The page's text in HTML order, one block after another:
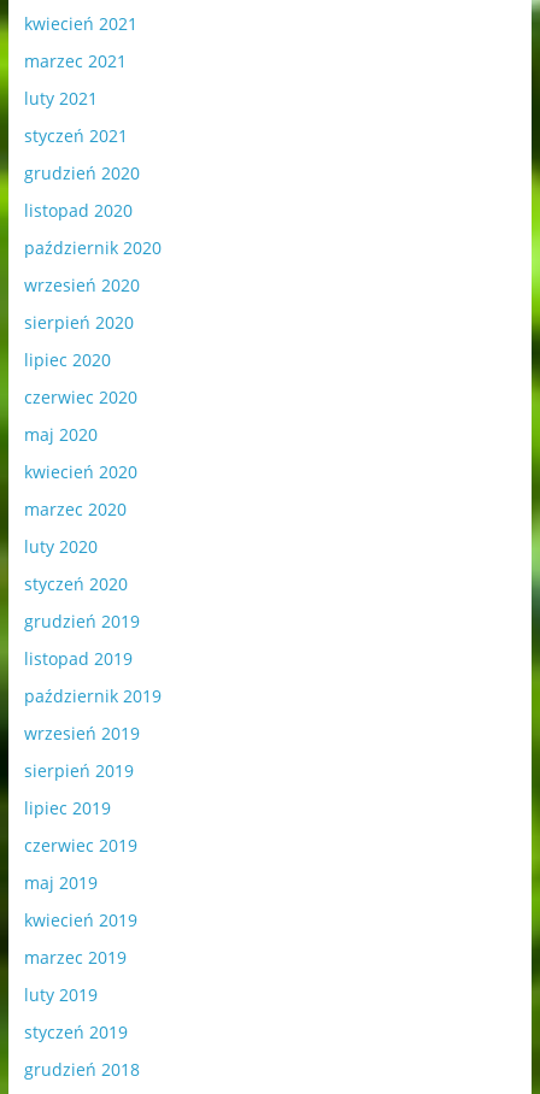
kwiecień 2021
marzec 2021
luty 2021
styczeń 2021
grudzień 2020
listopad 2020
październik 2020
wrzesień 2020
sierpień 2020
lipiec 2020
czerwiec 2020
maj 2020
kwiecień 2020
marzec 2020
luty 2020
styczeń 2020
grudzień 2019
listopad 2019
październik 2019
wrzesień 2019
sierpień 2019
lipiec 2019
czerwiec 2019
maj 2019
kwiecień 2019
marzec 2019
luty 2019
styczeń 2019
grudzień 2018